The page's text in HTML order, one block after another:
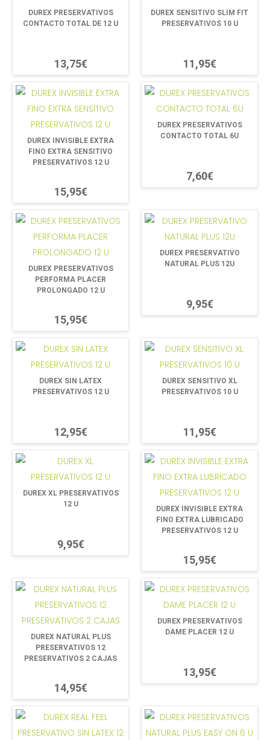
DUREX PRESERVATIVOS
CONTACTO TOTAL DE 12 U
13,75€
DUREX SENSITIVO SLIM FIT
PRESERVATIVOS 10 U
11,95€
DUREX INVISIBLE EXTRA
FINO EXTRA SENSITIVO
PRESERVATIVOS 12 U
15,95€
DUREX PRESERVATIVOS
CONTACTO TOTAL 6U
7,60€
DUREX PRESERVATIVOS
PERFORMA PLACER
PROLONGADO 12 U
15,95€
DUREX PRESERVATIVO
NATURAL PLUS 12U
9,95€
DUREX SIN LATEX
PRESERVATIVOS 12 U
12,95€
DUREX SENSITIVO XL
PRESERVATIVOS 10 U
11,95€
DUREX XL PRESERVATIVOS
12 U
9,95€
DUREX INVISIBLE EXTRA
FINO EXTRA LUBRICADO
PRESERVATIVOS 12 U
15,95€
DUREX NATURAL PLUS
PRESERVATIVOS 12
PRESERVATIVOS 2 CAJAS
14,95€
DUREX PRESERVATIVOS
DAME PLACER 12 U
13,95€